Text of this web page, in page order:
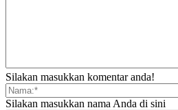
Silakan masukkan komentar anda!
Silakan masukkan nama Anda di sini